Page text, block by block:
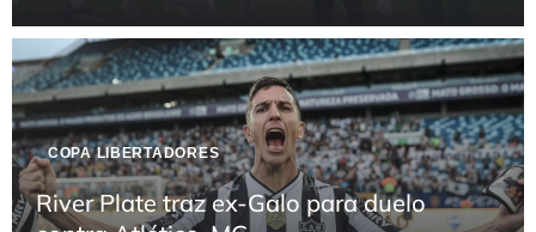
COPA LIBERTADORES
River Plate traz ex-Galo para duelo